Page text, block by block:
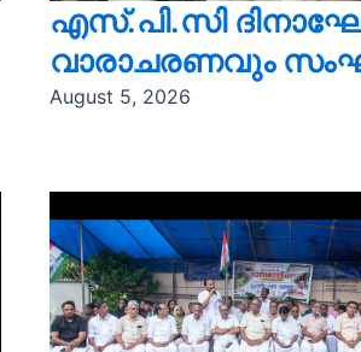
എസ്.പി.സി
വാരാചരണവും
August 5, 2026